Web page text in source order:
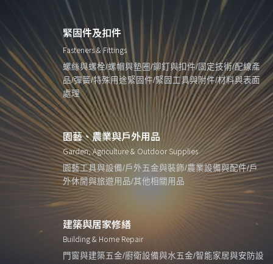
緊固件及扣件
Fasteners & Fittings
螺絲與螺栓/螺帽與墊圈/鉚釘與扣件/固定技術/配線產
品/彈簧/特殊用途緊固件/緊固工具與附件/材料與表面
處理
園藝、農業與戶外用品
Garden, Agriculture & Outdoor Supplies
園藝工具與設備/戶外五金與裝飾/農業設備與配件/戶
外休閒與旅遊用品/其他相關用品
建築與居家修繕
Building & Home Repair
門窗與建築五金/廚衛設備與水五金/智能家居與安防設